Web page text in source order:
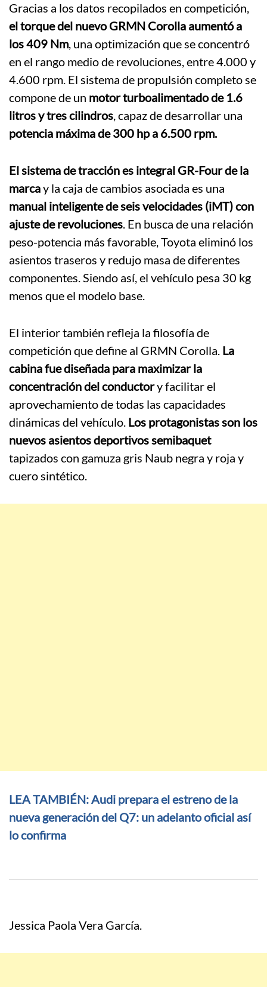
Gracias a los datos recopilados en competición,
el torque del nuevo GRMN Corolla aumentó a
los 409 Nm, una optimización que se concentró
en el rango medio de revoluciones, entre 4.000 y
4.600 rpm. El sistema de propulsión completo se
compone de un motor turboalimentado de 1.6
litros y tres cilindros, capaz de desarrollar una
potencia máxima de 300 hp a 6.500 rpm.
El sistema de tracción es integral GR-Four de la
marcay la caja de cambios asociada es una
manual inteligente de seis velocidades (iMT) con
ajuste de revoluciones. En busca de una relación
peso-potencia más favorable, Toyota eliminó los
asientos traseros y redujo masa de diferentes
componentes. Siendo así, el vehículo pesa 30 kg
menos que el modelo base.
El interior también refleja la filosofía de
competición que define al GRMN Corolla. La
cabina fue diseñada para maximizar la
concentración del conductory facilitar el
aprovechamiento de todas las capacidades
dinámicas del vehículo. Los protagonistas son los
nuevos asientos deportivos semibaquet
tapizados con gamuza gris Naub negra y roja y
cuero sintético.
LEA TAMBIÉN: Audi prepara el estreno de la
nueva generación del Q7: un adelanto oficial así
lo confirma
Jessica Paola Vera García.